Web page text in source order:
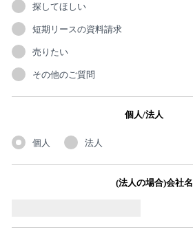
探してほしい
短期リースの資料請求
売りたい
その他のご質問
個人/法人
個人 法人
(法人の場合)会社名